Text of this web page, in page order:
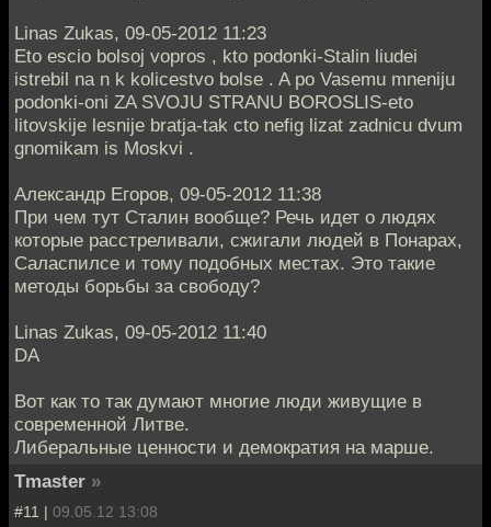
Linas Zukas, 09-05-2012 11:23
Eto escio bolsoj vopros , kto podonki-Stalin liudei
istrebil na n k kolicestvo bolse . A po Vasemu mneniju
podonki-oni ZA SVOJU STRANU BOROSLIS-eto
litovskije lesnije bratja-tak cto nefig lizat zadnicu dvum
gnomikam is Moskvi .
Александр Егоров, 09-05-2012 11:38
При чем тут Сталин вообще? Речь идет о людях
которые расстреливали, сжигали людей в Понарах,
Саласпилсе и тому подобных местах. Это такие
методы борьбы за свободу?
Linas Zukas, 09-05-2012 11:40
DA
Вот как то так думают многие люди живущие в
современной Литве.
Либеральные ценности и демократия на марше.
Tmaster »
#11 | 09.05.12 13:08